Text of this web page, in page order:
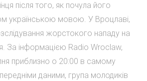
після того, як почула його
українською мовою. У Вроцлаві,
жорстокого нападу на
За інформацією Radio Wroclaw,
приблизно о 20:00 в самому
даними, група молодиків